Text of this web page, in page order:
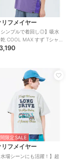
リフメイヤー
シンプルで着回し◎】吸水
COOL MAX すず Tシャツ
120cm～170cm
限定SALE
リフメイヤー
水場シーンにも活躍！】超